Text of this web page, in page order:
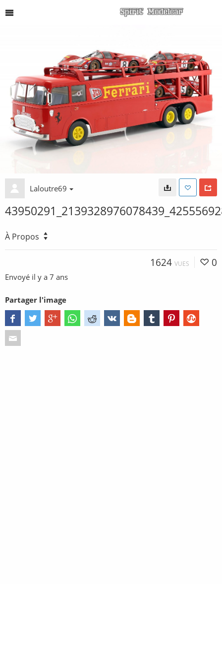
Laloutre69
À Propos
1624 VUES 0
Envoyé il y a 7 ans
Partager l'image